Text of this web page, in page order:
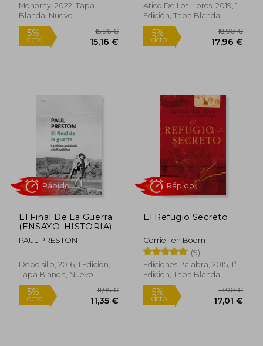
5%
dcto.
31,00 € 5%
dcto.
Rápido
Monoray, 2022, Tapa
Blanda, Nuevo
Atico De Los Libros, 2019, 1
Edición, Tapa Blanda,
Nuevo
El Final De La Guerra
(ENSAYO-HISTORIA)
PAUL PRESTON
Debolsillo, 2016, 1 Edición,
Tapa Blanda, Nuevo
El Refugio Secreto
Corrie Ten Boom
(9)
Ediciones Palabra, 2015, 1ª
Edición, Tapa Blanda,
Nuevo